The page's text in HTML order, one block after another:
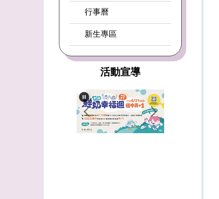
行事曆
新生專區
活動宣導